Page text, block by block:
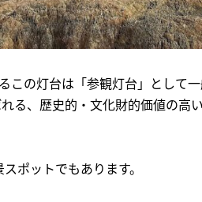
この灯台は「参観灯台」として
る、歴史的・文化財的価値の高
ポットでもあります。